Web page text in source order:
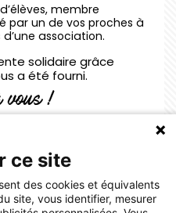
membre
par un de vos proches à
association.
solidaire grâce
a été fourni.
vous !
BOUTIQUE
ce site
des cookies et équivalents
site, vous identifier, mesurer